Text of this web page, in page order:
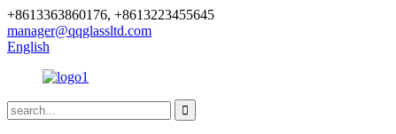
+8613363860176, +8613223455645
manager@qqglassltd.com
English